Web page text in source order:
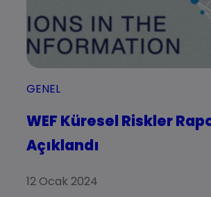
GENEL
WEF Küresel Riskler
Açıklandı
12 Ocak 2024